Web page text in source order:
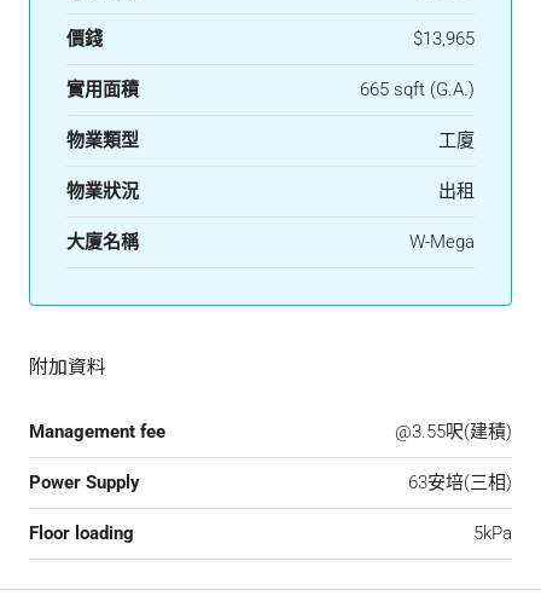
價錢 $13,965
實用面積 665 sqft (G.A.)
物業類型 工廈
物業狀況 出租
大廈名稱 W-Mega
附加資料
Management fee @3.55呎(建積)
Power Supply 63安培(三相)
Floor loading 5kPa